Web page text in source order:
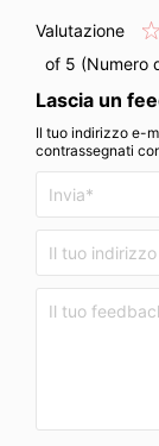
Valutazione
of 5 (Numero
Lascia un
Il tuo indirizzo e-
contrassegnati